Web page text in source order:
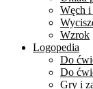
Węch i
Wzrok
Logopedia
Do
Do
Gry i